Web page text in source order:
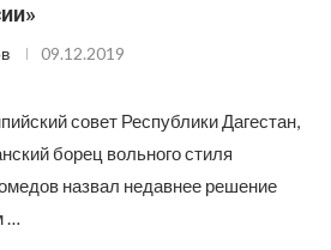
09.12.2019
совет Республики Дагестан,
борец вольного стиля
назвал недавнее решение
…